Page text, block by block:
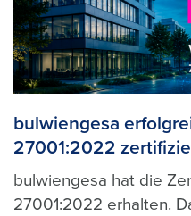
bulwiengesa
27001:2022
bulwiengesa hat die
27001:2022 erhalten.